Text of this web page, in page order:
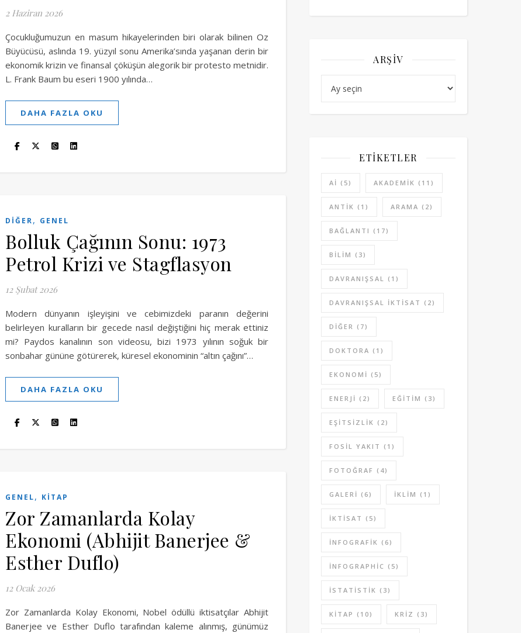
2 Haziran 2026
Çocukluğumuzun en masum hikayelerinden biri olarak bilinen Oz
Büyücüsü, aslında 19. yüzyıl sonu Amerika’sında yaşanan derin bir
ekonomik krizin ve finansal çöküşün alegorik bir protesto metnidir.
L. Frank Baum bu eseri 1900 yılında…
DAHA FAZLA OKU
DIĞER, GENEL
Bolluk Çağının Sonu: 1973
Petrol Krizi ve Stagflasyon
12 Şubat 2026
Modern dünyanın işleyişini ve cebimizdeki paranın değerini
belirleyen kuralların bir gecede nasıl değiştiğini hiç merak ettiniz
mi? Paydos kanalının son videosu, bizi 1973 yılının soğuk bir
sonbahar gününe götürerek, küresel ekonominin “altın çağını”…
DAHA FAZLA OKU
GENEL, KITAP
Zor Zamanlarda Kolay
Ekonomi (Abhijit Banerjee &
Esther Duflo)
12 Ocak 2026
Zor Zamanlarda Kolay Ekonomi, Nobel ödüllü iktisatçılar Abhijit
Banerjee ve Esther Duflo tarafından kaleme alınmış, günümüz
ARŞIV
ETIKETLER
AI (5) AKADEMIK (11)
ANTIK (1) ARAMA (2)
BAĞLANTI (17)
BILIM (3)
DAVRANIŞSAL (1)
DAVRANIŞSAL IKTISAT (2)
DIĞER (7)
DOKTORA (1)
EKONOMI (5)
ENERJI (2) EĞITIM (3)
EŞITSIZLIK (2)
FOSIL YAKIT (1)
FOTOĞRAF (4)
GALERI (6) IKLIM (1)
IKTISAT (5)
INFOGRAFIK (6)
INFOGRAPHIC (5)
ISTATISTIK (3)
KITAP (10) KRIZ (3)